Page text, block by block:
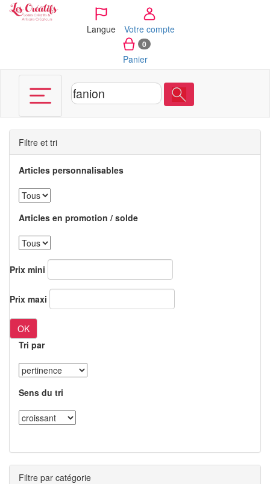
Langue Votre compte
0
Panier
Filtre et tri
Articles personnalisables
Articles en promotion / solde
Prix mini
Prix maxi
OK
Tri par
Sens du tri
Filtre par catégorie
Panneau de gestion des cookies